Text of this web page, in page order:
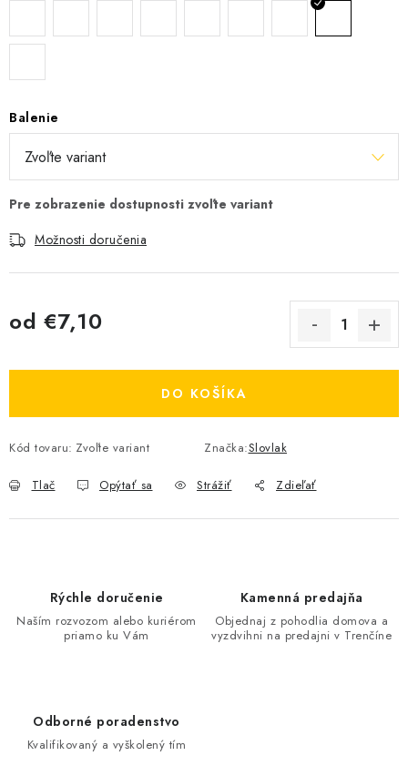
Balenie
Možnosti doručenia
od €7,10
DO KOŠÍKA
Kód tovaru: Zvoľte variant Značka:Slovlak
Tlač Opýtať sa Strážiť Zdieľať
Rýchle doručenie
Naším rozvozom alebo kuriérom
priamo ku Vám
Kamenná predajňa
Objednaj z pohodlia domova a
vyzdvihni na predajni v Trenčíne
Odborné poradenstvo
Kvalifikovaný a vyškolený tím